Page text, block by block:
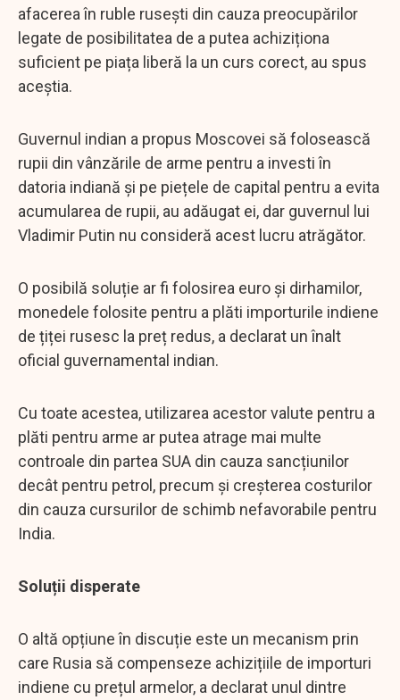
afacerea în ruble rusești din cauza preocupărilor
legate de posibilitatea de a putea achiziționa
suficient pe piața liberă la un curs corect, au spus
aceștia.
Guvernul indian a propus Moscovei să folosească
rupii din vânzările de arme pentru a investi în
datoria indiană și pe piețele de capital pentru a evita
acumularea de rupii, au adăugat ei, dar guvernul lui
Vladimir Putin nu consideră acest lucru atrăgător.
O posibilă soluție ar fi folosirea euro și dirhamilor,
monedele folosite pentru a plăti importurile indiene
de țiței rusesc la preț redus, a declarat un înalt
oficial guvernamental indian.
Cu toate acestea, utilizarea acestor valute pentru a
plăti pentru arme ar putea atrage mai multe
controale din partea SUA din cauza sancțiunilor
decât pentru petrol, precum și creșterea costurilor
din cauza cursurilor de schimb nefavorabile pentru
India.
Soluții disperate
O altă opțiune în discuție este un mecanism prin
care Rusia să compenseze achizițiile de importuri
indiene cu prețul armelor, a declarat unul dintre